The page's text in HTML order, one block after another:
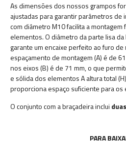
As dimensões dos nossos grampos
ajustadas para garantir parâmetros de
com diâmetro M10 facilita a montagem
elementos. O diâmetro da parte lisa
garante um encaixe perfeito ao furo de
espaçamento de montagem (A) é de
nos eixos (B) é de 71 mm, o que
e sólida dos elementos A altura total
proporciona espaço suficiente para os
O conjunto com a braçadeira inclui
PARA